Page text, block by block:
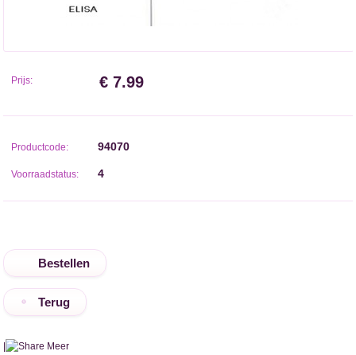
Prijs: € 7.99
Productcode: 94070
Voorraadstatus: 4
Terug
| Meer